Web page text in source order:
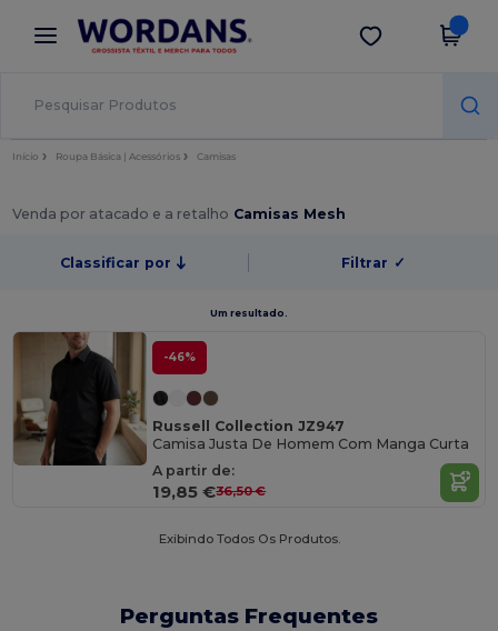
× App Wordans
Melhores preços na app!
Obter app
Início Roupa Básica | Acessórios Camisas
Venda por atacado e a retalho Camisas Mesh
Classificar por Filtrar ✓
Um resultado.
-46%
Russell Collection JZ947
Camisa Justa De Homem Com Manga Curta
A partir de:
19,85 €36,50 €
Exibindo Todos Os Produtos.
Perguntas Frequentes